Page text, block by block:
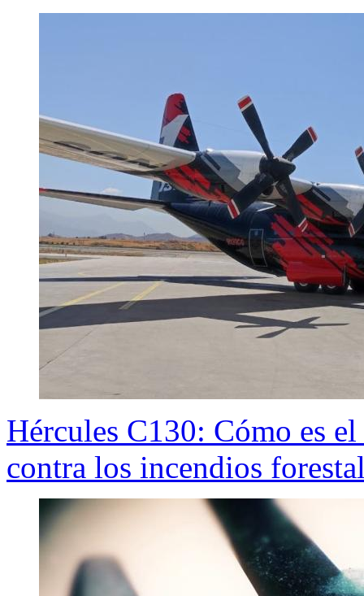
Hércules C130: Cómo es
contra los incendios